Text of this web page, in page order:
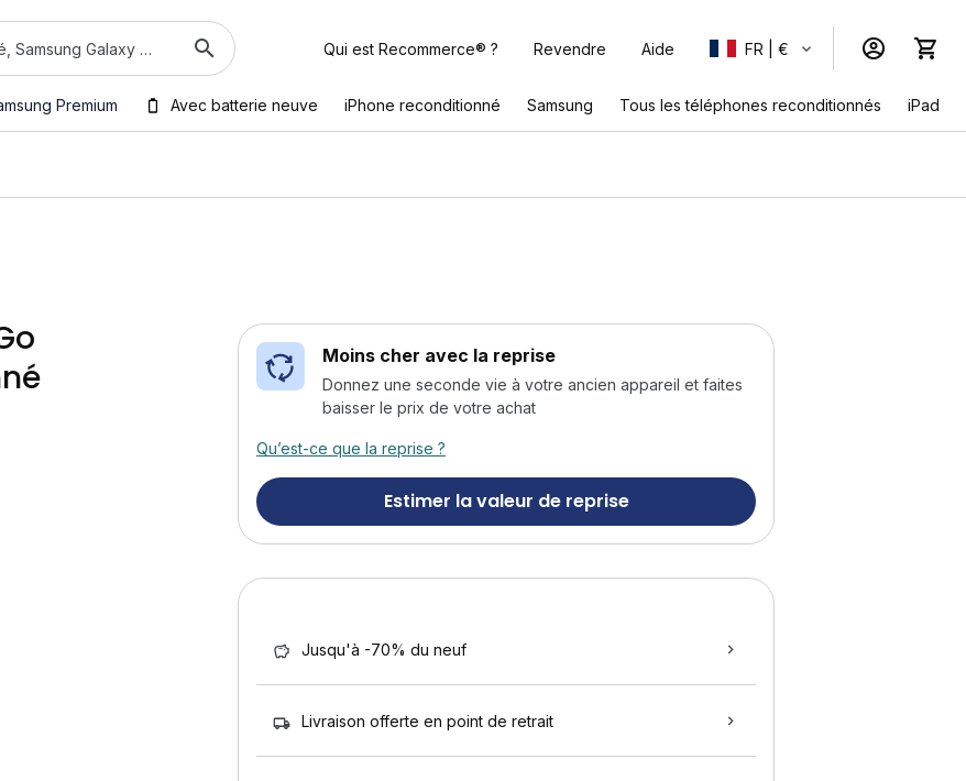
Qui est Recommerce® ? Revendre Aide FR | €
Premium Avec batterie neuve iPhone reconditionné Samsung Tous les téléphones reconditionnés iPad
Moins cher avec la reprise
Donnez une seconde vie à votre ancien appareil et faites
baisser le prix de votre achat
Qu’est-ce que la reprise ?
Estimer la valeur de reprise
Jusqu'à -70% du neuf
Livraison offerte en point de retrait